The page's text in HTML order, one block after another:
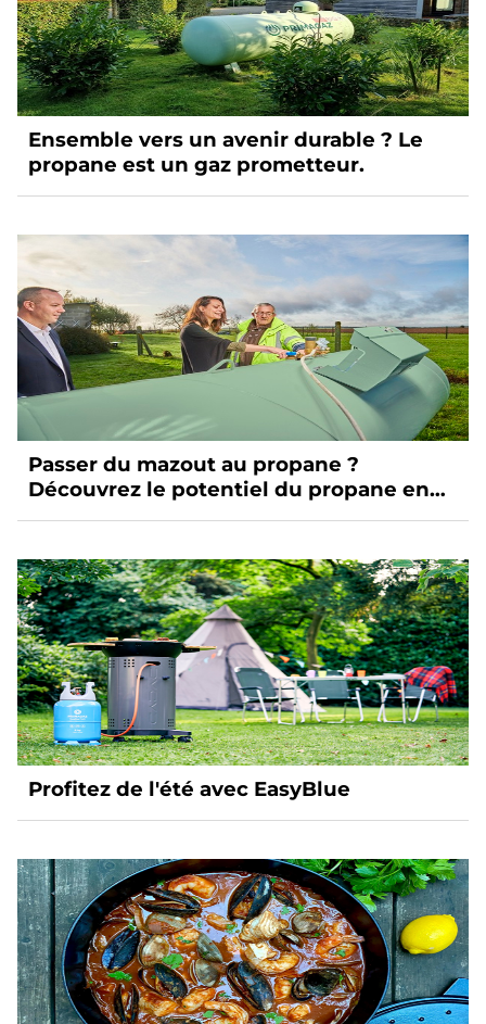
Ensemble vers un avenir durable ? Le
propane est un gaz prometteur.
Passer du mazout au propane ?
Découvrez le potentiel du propane en
tant que source d’énergie durable et
Profitez de l'été avec EasyBlue